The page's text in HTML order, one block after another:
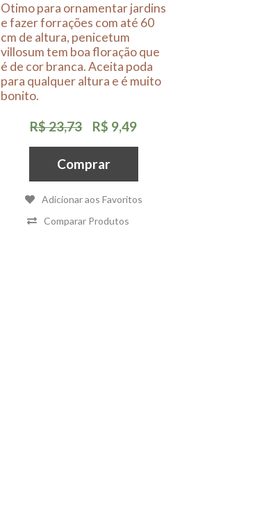
Otimo para ornamentar jardins
e fazer forrações com até 60
cm de altura, penicetum
villosum tem boa floração que
é de cor branca. Aceita poda
para qualquer altura e é muito
bonito.
R$ 23,73 R$ 9,49
Comprar
Comparar Produtos
Adicionar aos Favoritos